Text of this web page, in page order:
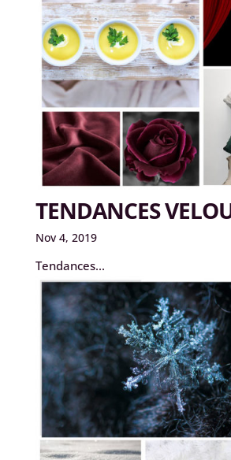
TENDANCES
Nov 4, 2019
Tendances...